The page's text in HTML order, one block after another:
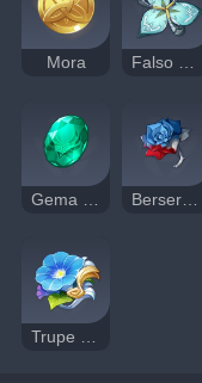
Mora Falso Estame